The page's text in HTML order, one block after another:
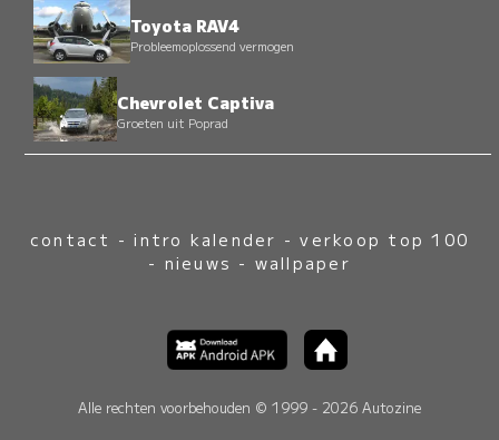
Toyota RAV4
Probleemoplossend vermogen
Chevrolet Captiva
Groeten uit Poprad
contact -intro kalender -verkoop top 100
- nieuws - wallpaper
Alle rechten voorbehouden © 1999 - 2026 Autozine